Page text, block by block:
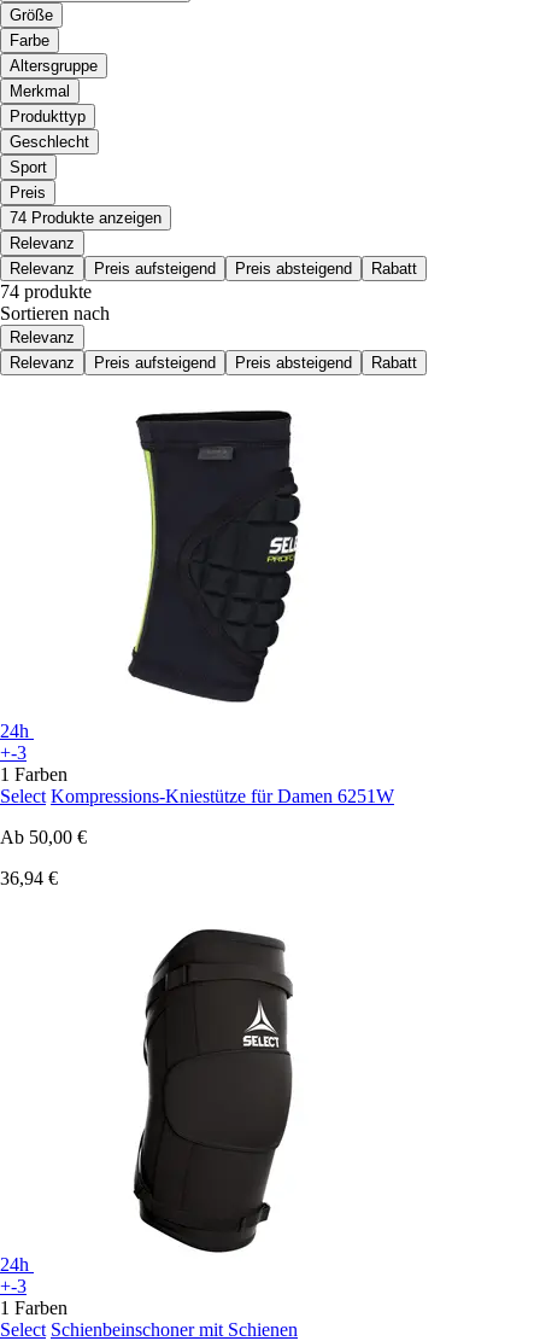
Größe
Farbe
Altersgruppe
Merkmal
Produkttyp
Geschlecht
Sport
Preis
74 Produkte anzeigen
Relevanz
Relevanz
Preis aufsteigend Preis absteigend Rabatt
74 produkte
Sortieren nach
Relevanz
Relevanz
Preis aufsteigend Preis absteigend Rabatt
24h
+-3
1 Farben
Select Kompressions-Kniestütze für Damen 6251W
Ab 50,00 €
36,94 €
24h
+-3
1 Farben
Select Schienbeinschoner mit Schienen